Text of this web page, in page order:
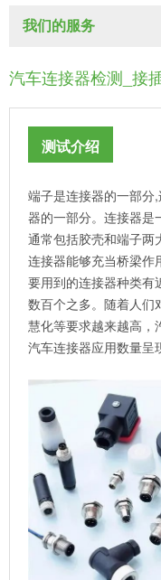
我们的服务
汽车连接器检测_接
测试介绍
端子是连接器的一部分
器的一部分。连接器是
通常包括胶壳和端子两
连接器能够充当桥梁作
要用到的连接器种类有
数百个之多。随着人们
慧化等要求越来越高，
汽车连接器应用数量呈